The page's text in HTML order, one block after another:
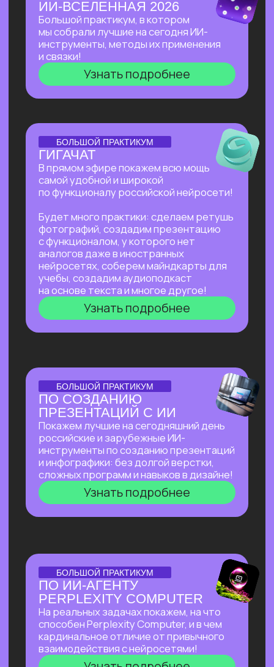
Старт в нейросетях— простое введение
в мир нейросетей. Основные принципы,
полезные рекомендации и советы по работе
с нейросетями для тех, кто делает первые
Нейросети для разработки и IT—
углубленное изучение ИИ для решения
сложных задач: генерации медиаконтента,
глубокого анализа данных, разработки
автономных систем.
Нейросети для профессий вне IT—
инструменты для автоматизации, анализа
использования: от генерация текстов
и изображений до оптимизации рутинных
процессов.
ОТКРЫТАЯ ЛЕКЦИЯ
КАК ЗАПУСТИТЬ СТАРТАП
В 2026 БЕЗ КОМАНДЫ
И БЮДЖЕТА, НАНЯВ
НА РАБОТУ ИИ?
Расскажем, как изменился подход
к запуску стартапов с ИИ, что нужно для
успеха, и поделимся успешным опытом
Зерокодера — как из идеи вырос
многомиллионный бизнес, и как нам
удавалось привлекать инвестиции
даже в самое турбулентное время
Узнать подробнее
АВТОМАТИЗАЦИИ НА N8N
Расскажем всепро сверхпопулярный
инструмент, бесплатнои без каких-
либо проблем работающий в РФ.
Соберем видео-контент-завод
с помощью n8n и Veo 3, который
в режиме реального времени
создаеттрендовые видео на основе
текстового описания.
Узнать подробнее
Старт в нейросетях
Нейросети для разработки и IT
Нейросети для профессий вне IT